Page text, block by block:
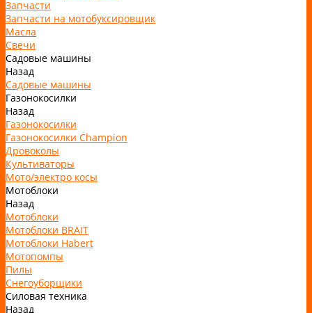
Запчасти
Запчасти на мотобуксировщик
Масла
Свечи
Садовые машины
Назад
Садовые машины
Газонокосилки
Назад
Газонокосилки
Газонокосилки Champion
Дровоколы
Культиваторы
Мото/электро косы
Мотоблоки
Назад
Мотоблоки
Мотоблоки BRAIT
Мотоблоки Habert
Мотопомпы
Пилы
Снегоуборщики
Силовая техника
Назад